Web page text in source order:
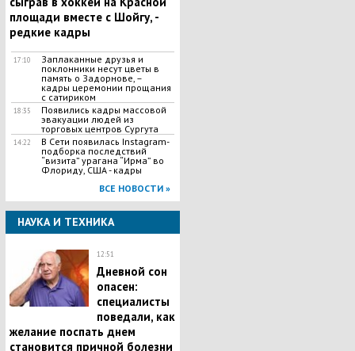
площади вместе с Шойгу, -
редкие кадры
17:10
Заплаканные друзья и
поклонники несут цветы в
память о Задорнове, –
кадры церемонии прощания
с сатириком
18:35
Появились кадры массовой
эвакуации людей из
торговых центров Сургута
14:22
В Сети появилась Іnstagram-
подборка последствий
“визита” урагана “Ирма” во
Флориду, США - кадры
ВСЕ НОВОСТИ »
НАУКА И ТЕХНИКА
12:51
Дневной сон
опасен:
специалисты
поведали, как
желание поспать днем
становится причной болезни